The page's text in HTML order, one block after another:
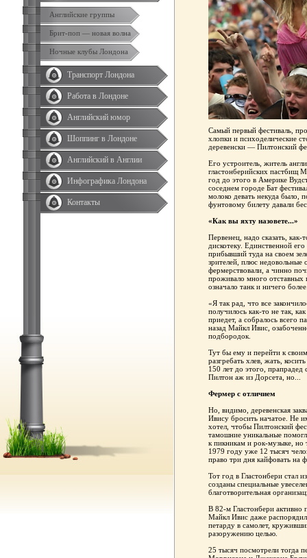
Английские группы
Брит-поп — новая волна
Ночные клубы Лондона
Транспорт Лондона
Работа в Лондоне
Английский юмор
Шоппинг в Лондоне
Английский в Англии
Инфографика Лондона
Контакты
Самый первый фестиваль,
хлопки и психоделические
деревенски — Пилтонский
Его устроитель, житель
гластонберийских пастбищ
год до этого в Америке
соседнем городе Бат
молоко девать некуда было,
фунтовому билету давали
«Как вы яхту назовете...»
Первенец, надо сказать, как-
дискотеку. Единственной
прибывший туда на своем
зрителей, плюс недовольные
фермерствовали, а чинно
проживало много отставных
означало танк и ничего
«Я так рад, что все
получилось как-то не так,
приедет, а собралось всего
назад Майкл Ивис,
подбородок.
Тут бы ему и перейти к
разгребать хлев, жать,
150 лет до этого, прапрадед
Пилтон аж из Дорсета, но...
Фермер с отличием
Но, видимо, деревенская
Ивису бросить начатое. Не
хотел, чтобы Пилтонский
тамошние уникальные
к пикникам и рок-музыке, но
1979 году уже 12 тысяч
право три дня кайфовать на
Тот год в Гластонбери стал
созданы специальные
благотворительная
В 82-м Гластонбери активно
Майкл Ивис даже
петарду в самолет,
разоружению целью.
25 тысяч посмотрели тогда